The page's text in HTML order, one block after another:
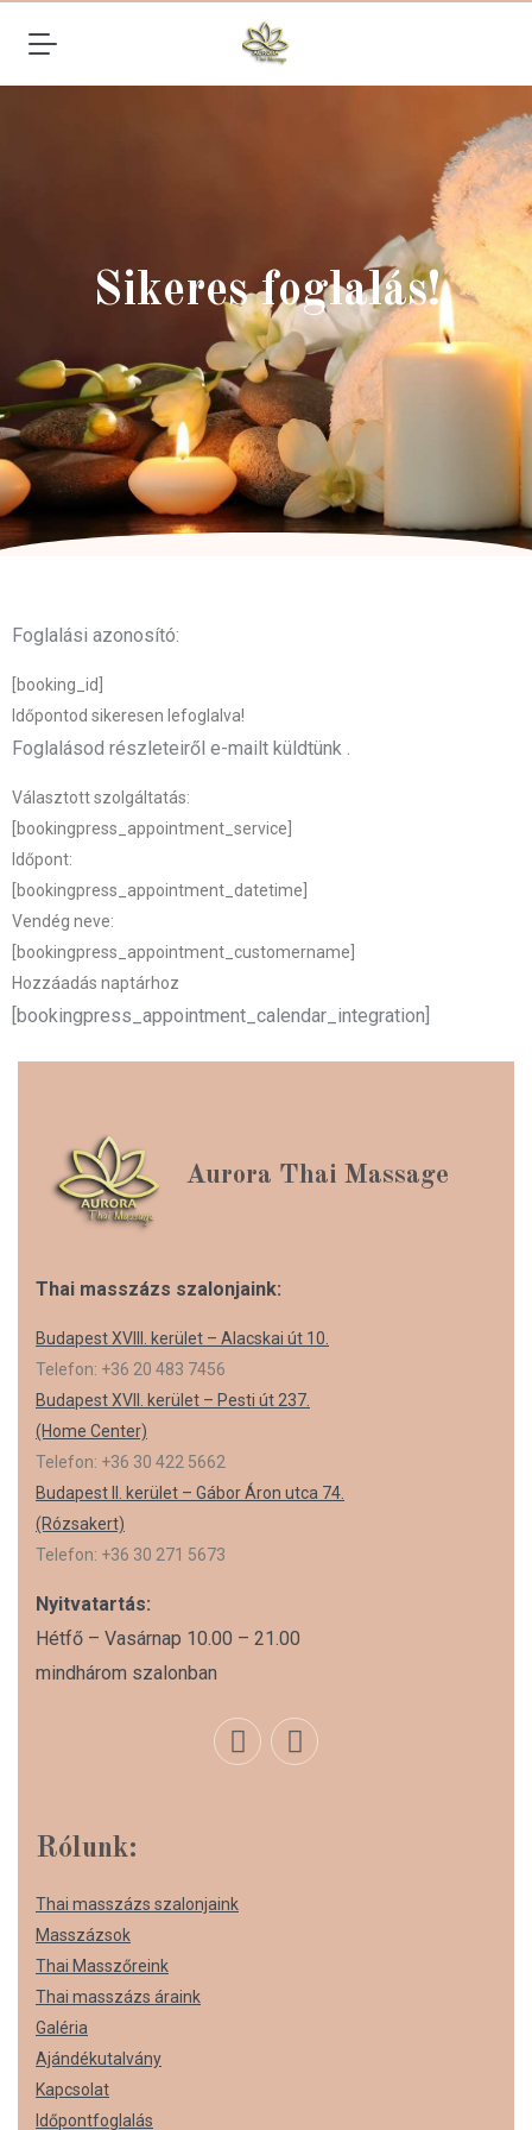
Sikeres foglalás!
Foglalási azonosító:
[booking_id]
Időpontod sikeresen lefoglalva!
Foglalásod részleteiről e-mailt küldtünk .
Választott szolgáltatás:
[bookingpress_appointment_service]
Időpont:
[bookingpress_appointment_datetime]
Vendég neve:
[bookingpress_appointment_customername]
Hozzáadás naptárhoz
[bookingpress_appointment_calendar_integration]
Aurora Thai Massage
Thai masszázs szalonjaink:
Budapest XVIII. kerület – Alacskai út 10.
Telefon: +36 20 483 7456
Budapest XVII. kerület – Pesti út 237.
(Home Center)
Telefon: +36 30 422 5662
Budapest II. kerület – Gábor Áron utca 74.
(Rózsakert)
Telefon: +36 30 271 5673
Nyitvatartás:
Hétfő – Vasárnap 10.00 – 21.00
mindhárom szalonban
Rólunk:
Thai masszázs szalonjaink
Masszázsok
Thai Masszőreink
Thai masszázs áraink
Galéria
Ajándékutalvány
Kapcsolat
Időpontfoglalás